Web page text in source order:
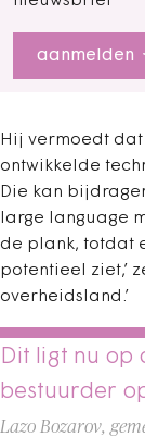
aanmelden
Hij vermoedt
ontwikkelde
Die kan
large language
de plank, totdat
potentieel ziet,’
overheidsland.’
Dit ligt nu
bestuurder
Lazo Bozarov,